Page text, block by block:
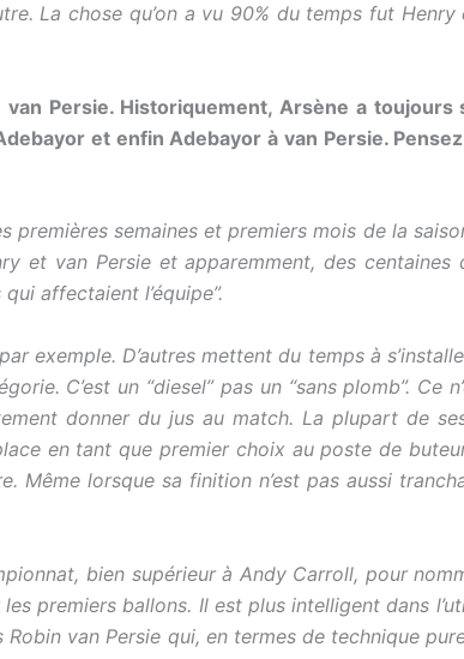
La chose qu’on a vu 90% du temps fut
Persie. Historiquement, Arsène a
et enfin Adebayor à van Persie.
premières semaines et premiers mois de la
et van Persie et apparemment, des
affectaient l’équipe”.
exemple. D’autres mettent du temps à
C’est un “diesel” pas un “sans plomb”. Ce
donner du jus au match. La plupart de
en tant que premier choix au poste de
lorsque sa finition n’est pas aussi
bien supérieur à Andy Carroll, pour
premiers ballons. Il est plus intelligent dans
van Persie qui, en termes de technique